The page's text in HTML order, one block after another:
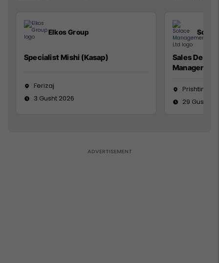
Elkos Group
Specialist Mishi (Kasap)
Ferizaj
3 Gusht 2026
Sales
Manager
Prishtinë
29 Gusht